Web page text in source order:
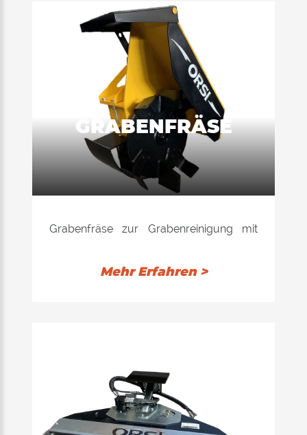
GRABENFRÄSE
Grabenfräse zur Grabenreinigung mit
Entwässerung (3 Rohre: Ein- und
Mehr Erfahren >